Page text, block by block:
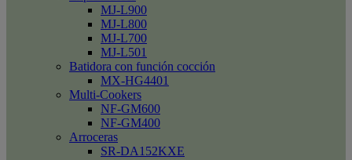
MJ-L900
MJ-L800
MJ-L700
MJ-L501
Batidora con función cocción
MX-HG4401
Multi-Cookers
NF-GM600
NF-GM400
Arroceras
SR-DA152KXE